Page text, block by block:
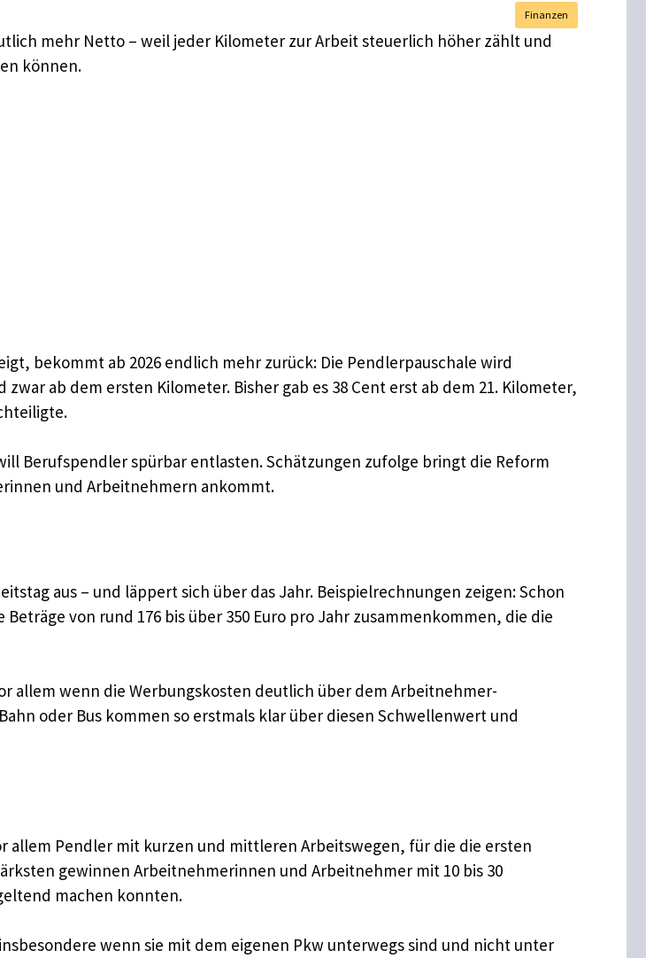
Finanzen
mehr Netto – weil jeder Kilometer zur Arbeit steuerlich höher zählt und
können.​
bekommt ab 2026 endlich mehr zurück: Die Pendlerpauschale wird
ab dem ersten Kilometer. Bisher gab es 38 Cent erst ab dem 21. Kilometer,
Berufspendler spürbar entlasten. Schätzungen zufolge bringt die Reform
und Arbeitnehmern ankommt.​
aus – und läppert sich über das Jahr. Beispielrechnungen zeigen: Schon
von rund 176 bis über 350 Euro pro Jahr zusammenkommen, die die
allem wenn die Werbungskosten deutlich über dem Arbeitnehmer-
oder Bus kommen so erstmals klar über diesen Schwellenwert und
allem Pendler mit kurzen und mittleren Arbeitswegen, für die die ersten
gewinnen Arbeitnehmerinnen und Arbeitnehmer mit 10 bis 30
machen konnten.​
wenn sie mit dem eigenen Pkw unterwegs sind und nicht unter